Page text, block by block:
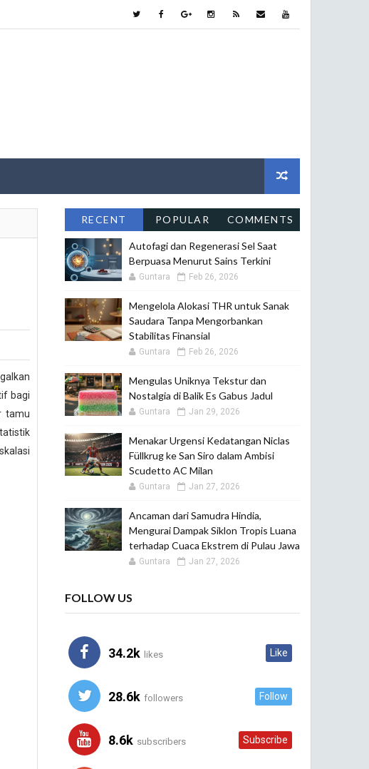
bagi
tamu
RECENT POPULAR COMMENTS
Autofagi dan Regenerasi Sel Saat
Berpuasa Menurut Sains Terkini
Guntara Feb 26, 2026
Mengelola Alokasi THR untuk Sanak
Saudara Tanpa Mengorbankan
Stabilitas Finansial
Guntara Feb 26, 2026
Mengulas Uniknya Tekstur dan
Nostalgia di Balik Es Gabus Jadul
Guntara Jan 29, 2026
Menakar Urgensi Kedatangan Niclas
Füllkrug ke San Siro dalam Ambisi
Scudetto AC Milan
Guntara Jan 27, 2026
Ancaman dari Samudra Hindia,
Mengurai Dampak Siklon Tropis Luana
terhadap Cuaca Ekstrem di Pulau Jawa
Guntara Jan 27, 2026
FOLLOW US
34.2k likes Like
28.6k followers Follow
8.6k subscribers Subscribe